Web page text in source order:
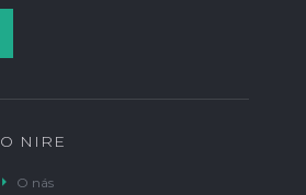
O NIRE
O nás